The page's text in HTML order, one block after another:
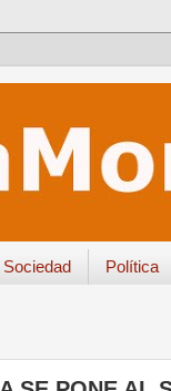
Sociedad Política